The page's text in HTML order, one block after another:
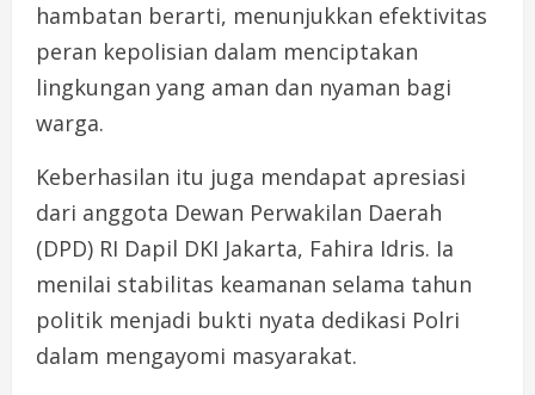
hambatan berarti, menunjukkan efektivitas
peran kepolisian dalam menciptakan
lingkungan yang aman dan nyaman bagi
warga.
Keberhasilan itu juga mendapat apresiasi
dari anggota Dewan Perwakilan Daerah
(DPD) RI Dapil DKI Jakarta, Fahira Idris. Ia
menilai stabilitas keamanan selama tahun
politik menjadi bukti nyata dedikasi Polri
dalam mengayomi masyarakat.